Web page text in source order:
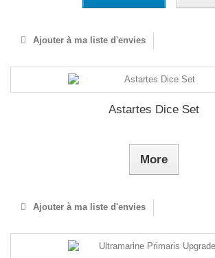
Ajouter à ma liste d'envies
Astartes Dice Set
More
Ajouter à ma liste d'envies